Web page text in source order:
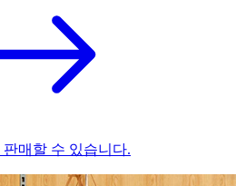
매할 수 있습니다.